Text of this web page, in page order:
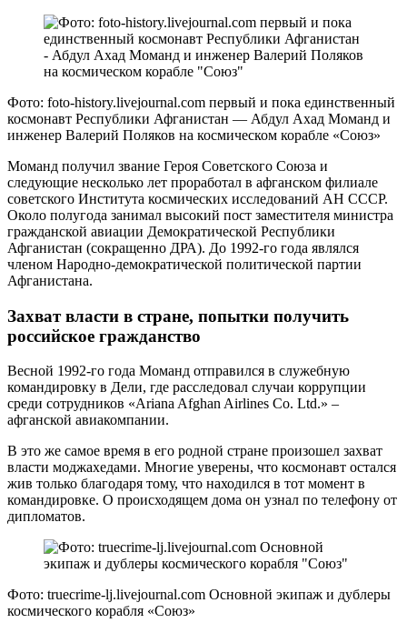
Фото: foto-history.livejournal.com первый и пока единственный
космонавт Республики Афганистан — Абдул Ахад Моманд и
инженер Валерий Поляков на космическом корабле «Союз»
Моманд получил звание Героя Советского Союза и
следующие несколько лет проработал в афганском филиале
советского Института космических исследований АН СССР.
Около полугода занимал высокий пост заместителя министра
гражданской авиации Демократической Республики
Афганистан (сокращенно ДРА). До 1992-го года являлся
членом Народно-демократической политической партии
Афганистана.
Захват власти в стране, попытки получить
российское гражданство
Весной 1992-го года Моманд отправился в служебную
командировку в Дели, где расследовал случаи коррупции
среди сотрудников «Ariana Afghan Airlines Co. Ltd.» –
афганской авиакомпании.
В это же самое время в его родной стране произошел захват
власти моджахедами. Многие уверены, что космонавт остался
жив только благодаря тому, что находился в тот момент в
командировке. О происходящем дома он узнал по телефону от
дипломатов.
Фото: truecrime-lj.livejournal.com Основной экипаж и дублеры
космического корабля «Союз»